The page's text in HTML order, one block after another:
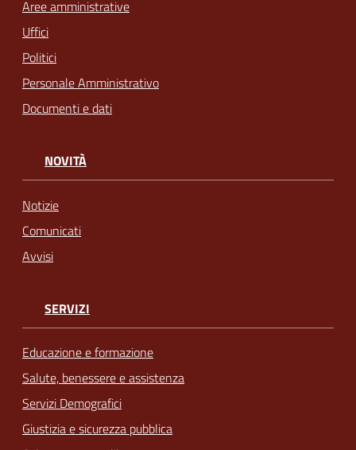
Aree amministrative
Uffici
Politici
Personale Amministrativo
Documenti e dati
NOVITÀ
Notizie
Comunicati
Avvisi
SERVIZI
Educazione e formazione
Salute, benessere e assistenza
Servizi Demografici
Giustizia e sicurezza pubblica